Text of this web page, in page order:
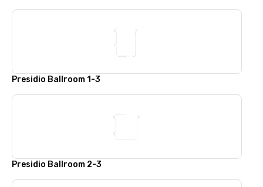
Presidio Ballroom 1-3
Presidio Ballroom 2-3